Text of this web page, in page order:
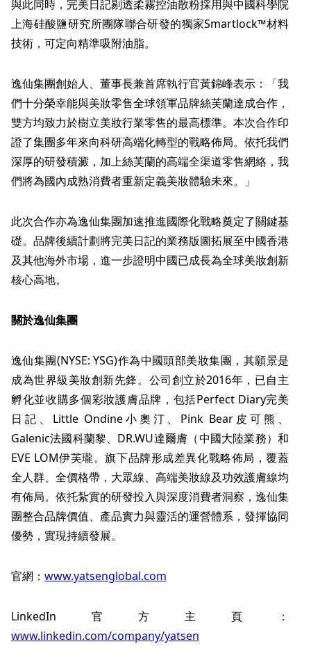
與此同時，完美日記剔透柔霧控油散粉採用與中國科學院
上海硅酸鹽研究所團隊聯合研發的獨家Smartlock™材料
技術，可定向精準吸附油脂。
逸仙集團創始人、董事長兼首席執行官黃錦峰表示：「我
們十分榮幸能與美妝零售全球領軍品牌絲芙蘭達成合作，
雙方均致力於樹立美妝行業零售的最高標準。本次合作印
證了集團多年來向科研高端化轉型的戰略佈局。依托我們
深厚的研發積澱，加上絲芙蘭的高端全渠道零售網絡，我
們將為國內成熟消費者重新定義美妝體驗未來。」
此次合作亦為逸仙集團加速推進國際化戰略奠定了關鍵基
礎。品牌後續計劃將完美日記的業務版圖拓展至中國香港
及其他海外市場，進一步證明中國已成長為全球美妝創新
核心高地。
關於逸仙集團
逸仙集團(NYSE: YSG)作為中國頭部美妝集團，其願景是
成為世界級美妝創新先鋒。公司創立於2016年，已自主
孵化並收購多個彩妝護膚品牌，包括Perfect Diary完美
日記、Little Ondine小奧汀、Pink Bear皮可熊、
Galenic法國科蘭黎、DR.WU達爾膚（中國大陸業務）和
EVE LOM伊芙瓏。旗下品牌形成差異化戰略佈局，覆蓋
全人群、全價格帶，大眾線、高端美妝線及功效護膚線均
有佈局。依托紮實的研發投入與深度消費者洞察， 逸仙集
團整合品牌價值、產品實力與靈活的運營體系，發揮協同
優勢，實現持續發展。
官網： www.yatsenglobal.com
LinkedIn官方主頁：
www.linkedin.com/company/yatsen